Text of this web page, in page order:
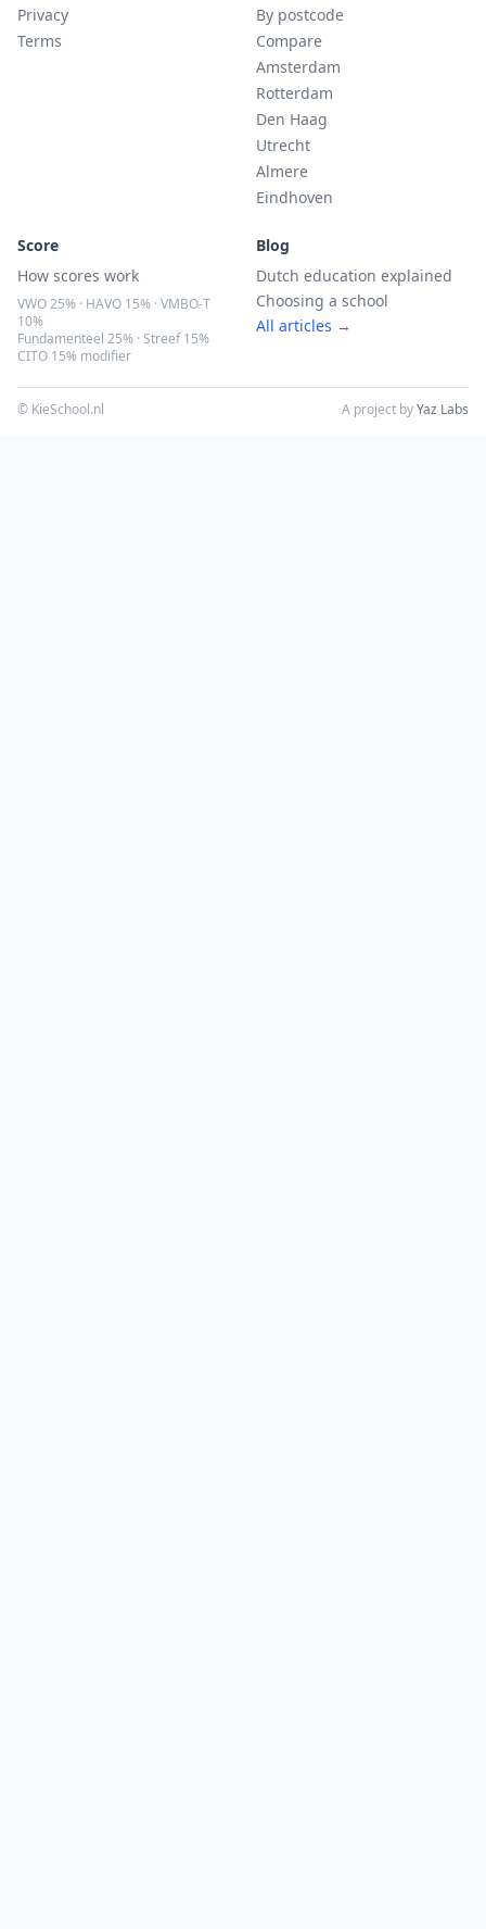
Privacy
Terms
By postcode
Compare
Amsterdam
Rotterdam
Den Haag
Utrecht
Almere
Eindhoven
Score
How scores work
VWO 25% · HAVO 15% · VMBO-T
10%
Fundamenteel 25% · Streef 15%
CITO 15% modifier
Blog
Dutch education explained
Choosing a school
All articles →
© KieSchool.nl A project byYaz Labs